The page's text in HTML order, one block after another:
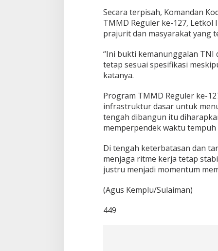
Secara terpisah, Komandan
TMMD Reguler ke-127, Letkol
prajurit dan masyarakat yang
“Ini bukti kemanunggalan TNI
tetap sesuai spesifikasi
katanya.
Program TMMD Reguler ke-
infrastruktur dasar untuk
tengah dibangun itu
memperpendek waktu tempuh
Di tengah keterbatasan dan
menjaga ritme kerja tetap
justru menjadi momentum
(Agus Kemplu/Sulaiman)
449